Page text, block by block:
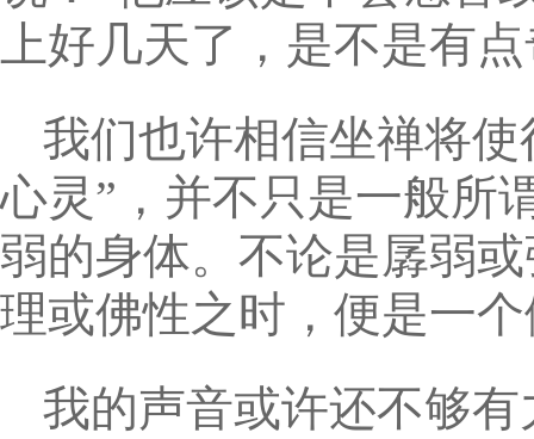
上好几天了，是不是有
我们也许相信坐禅将
心灵”，并不只是一般所
弱的身体。不论是孱弱
理或佛性之时，便是一
我的声音或许还不够